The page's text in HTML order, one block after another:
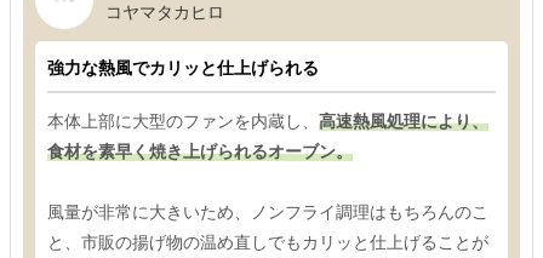
コヤマタカヒロ
強力な熱風でカリッと仕上げられる
本体上部に大型のファンを内蔵し、 高速熱風処理により、
食材を素早く焼き上げられるオーブン。
風量が非常に大きいため、ノンフライ調理はもちろんのこ
と、市販の揚げ物の温め直しでもカリッと仕上げることが